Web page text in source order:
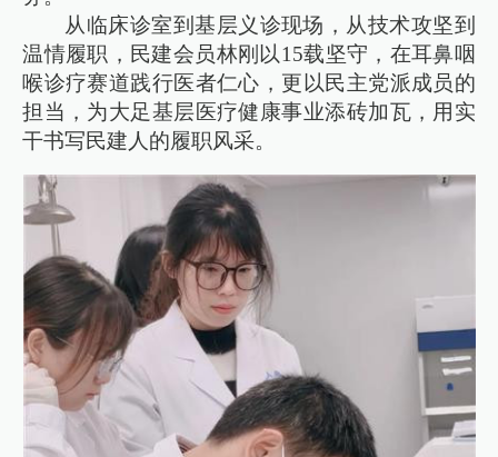
从临床诊室到基层义诊现场，从技术攻坚到
温情履职，民建会员林刚以15载坚守，在耳鼻咽
喉诊疗赛道践行医者仁心，更以民主党派成员的
担当，为大足基层医疗健康事业添砖加瓦，用实
干书写民建人的履职风采。